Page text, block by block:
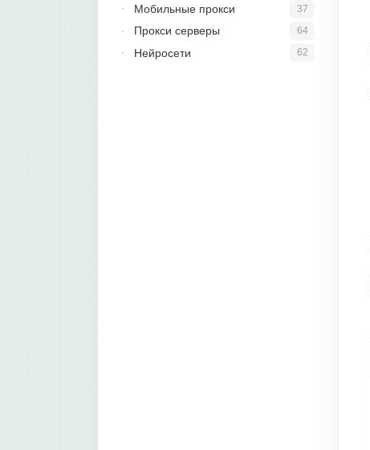
37
Мобильные прокси
64
Прокси серверы
62
Нейросети